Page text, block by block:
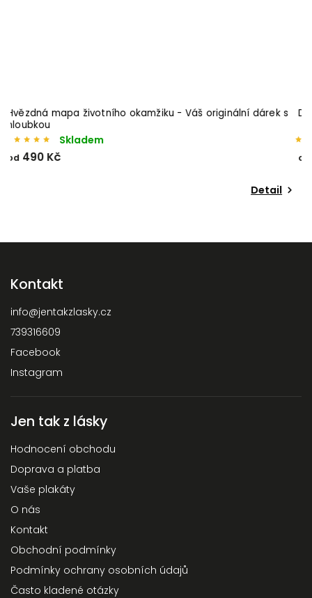
Dřevěný rám Lothbrok - bílá
Skladem
od299 Kč
Detail
Kontakt
info@jentakzlasky.cz
739316609
Facebook
Instagram
Jen tak z lásky
Hodnocení obchodu
Doprava a platba
Vaše plakáty
O nás
Kontakt
Obchodní podmínky
Podmínky ochrany osobních údajů
Často kladené otázky